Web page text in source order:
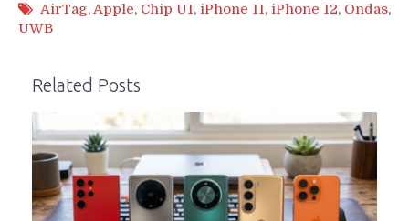
AirTag,Apple, Chip U1, iPhone 11, iPhone 12, Ondas,
UWB
Related Posts